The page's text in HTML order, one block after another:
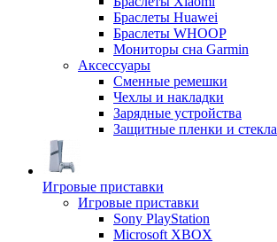
Браслеты Huawei
Браслеты WHOOP
Мониторы сна Garmin
Аксессуары
Сменные ремешки
Чехлы и накладки
Зарядные устройства
Защитные пленки и стекла
Игровые приставки
Игровые приставки
Sony PlayStation
Microsoft XBOX